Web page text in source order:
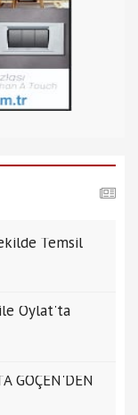
Temsil
Oylat'ta
GÖÇEN'DEN